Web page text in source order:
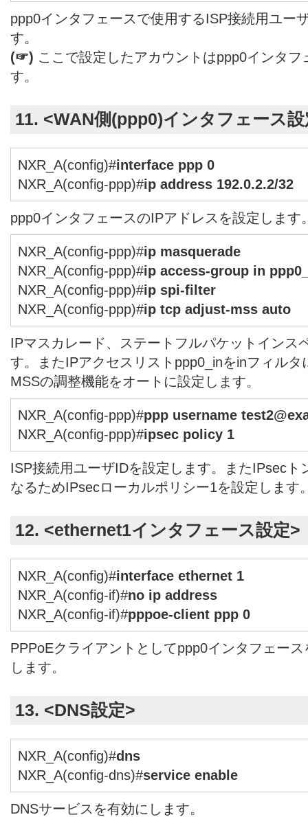
ppp0インタフェースで使用するISP接続用ユー
す。
(☞) ここで設定したアカウントはppp0インタ
す。
11. <WAN側(ppp0)インタフェース
NXR_A(config)#interface ppp 0
NXR_A(config-ppp)#ip address 192.0.2.2/32
ppp0インタフェースのIPアドレスを設定します
NXR_A(config-ppp)#ip masquerade
NXR_A(config-ppp)#ip access-group in
NXR_A(config-ppp)#ip spi-filter
NXR_A(config-ppp)#ip tcp adjust-mss auto
IPマスカレード、ステートフルパケットインス
す。またIPアクセスリストppp0_inをinフィル
MSSの調整機能をオートに設定します。
NXR_A(config-ppp)#ppp username
NXR_A(config-ppp)#ipsec policy 1
ISP接続用ユーザIDを設定します。またIPsecト
なるためIPsecローカルポリシー1を設定します
12. <ethernet1インタフェース設定>
NXR_A(config)#interface ethernet 1
NXR_A(config-if)#no ip address
NXR_A(config-if)#pppoe-client ppp 0
PPPoEクライアントとしてppp0インタフェー
します。
13. <DNS設定>
NXR_A(config)#dns
NXR_A(config-dns)#service enable
DNSサービスを有効にします。